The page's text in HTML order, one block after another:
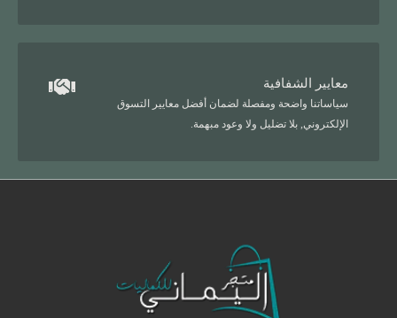
معايير الشفافية
سياساتنا واضحة ومفصلة لضمان أفضل معايير التسوق
الإلكتروني, بلا تضليل ولا وعود مبهمة.